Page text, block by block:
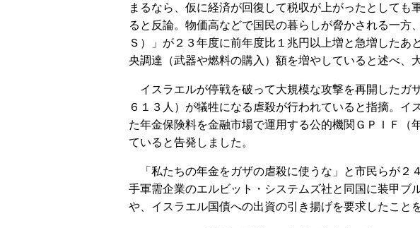
まるなら、仮に経済が回復して税収が上がったとしても
ると反論。物価高などで国民の暮らしが脅かされる一方
Ｓ）」が２３年度に前年度比１兆円以上増と急増したあ
央調達（武器や燃料の購入）額を増やしていると述べ、
イスラエルが停戦を破って大規模な攻撃を再開したガ
６１３人）が犠牲になる虐殺が行われていると指摘。イ
た年金保険料を金融市場で運用する公的機関ＧＰＩＦ（
ていると告発しました。
「私たちの年金をガザの虐殺に使うな」と市民らが２
手軍需企業のエルビット・システムズ社と同国に装甲ブ
や、イスラエル国債への出資の引き揚げを要求したこと